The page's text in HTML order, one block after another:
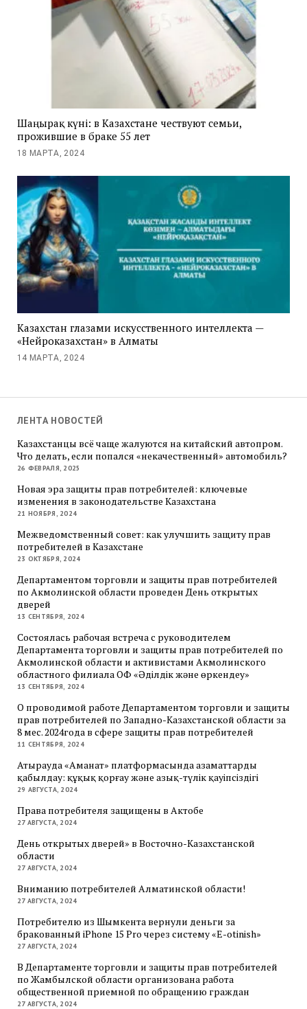
Шаңырақ күні: в Казахстане чествуют семьи,
прожившие в браке 55 лет
18 МАРТА, 2024
Казахстан глазами искусственного интеллекта —
«Нейроказахстан» в Алматы
14 МАРТА, 2024
ЛЕНТА НОВОСТЕЙ
Казахстанцы всё чаще жалуются на китайский автопром.
Что делать, если попался «некачественный» автомобиль?
26 ФЕВРАЛЯ, 2025
Новая эра защиты прав потребителей: ключевые
изменения в законодательстве Казахстана
21 НОЯБРЯ, 2024
Межведомственный совет: как улучшить защиту прав
потребителей в Казахстане
23 ОКТЯБРЯ, 2024
Департаментом торговли и защиты прав потребителей
по Акмолинской области проведен День открытых
дверей
13 СЕНТЯБРЯ, 2024
Состоялась рабочая встреча с руководителем
Департамента торговли и защиты прав потребителей по
Акмолинской области и активистами Акмолинского
областного филиала ОФ «Әділдік және өркендеу»
13 СЕНТЯБРЯ, 2024
О проводимой работе Департаментом торговли и защиты
прав потребителей по Западно-Казахстанской области за
8 мес. 2024года в сфере защиты прав потребителей
11 СЕНТЯБРЯ, 2024
Атырауда «Аманат» платформасында азаматтарды
қабылдау: құқық қорғау және азық-түлік қауіпсіздігі
29 АВГУСТА, 2024
Права потребителя защищены в Актобе
27 АВГУСТА, 2024
День открытых дверей» в Восточно-Казахстанской
области
27 АВГУСТА, 2024
Вниманию потребителей Алматинской области!
27 АВГУСТА, 2024
Потребителю из Шымкента вернули деньги за
бракованный iPhone 15 Pro через систему «E-otinish»
27 АВГУСТА, 2024
В Департаменте торговли и защиты прав потребителей
по Жамбылской области организована работа
общественной приемной по обращению граждан
27 АВГУСТА, 2024